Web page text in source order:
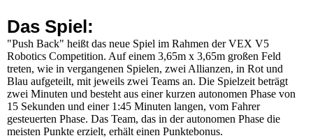
Das Spiel:
"Push Back" heißt das neue Spiel im Rahmen der VEX V5
Robotics Competition. Auf einem 3,65m x 3,65m großen Feld
treten, wie in vergangenen Spielen, zwei Allianzen, in Rot und
Blau aufgeteilt, mit jeweils zwei Teams an. Die Spielzeit beträgt
zwei Minuten und besteht aus einer kurzen autonomen Phase von
15 Sekunden und einer 1:45 Minuten langen, vom Fahrer
gesteuerten Phase. Das Team, das in der autonomen Phase die
meisten Punkte erzielt, erhält einen Punktebonus.